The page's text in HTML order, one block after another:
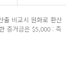
출 비교시 원화로 환산
증거금은 $5,000 : 즉